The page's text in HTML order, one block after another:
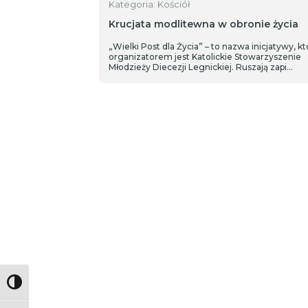
Toggle High Contrast
Kategoria: Kościół
Krucjata modlitewna w obronie życia
„Wielki Post dla Życia” – to nazwa inicjatywy,
organizatorem jest Katolickie Stowarzyszenie
Młodzieży Diecezji Legnickiej. Ruszają zapi…